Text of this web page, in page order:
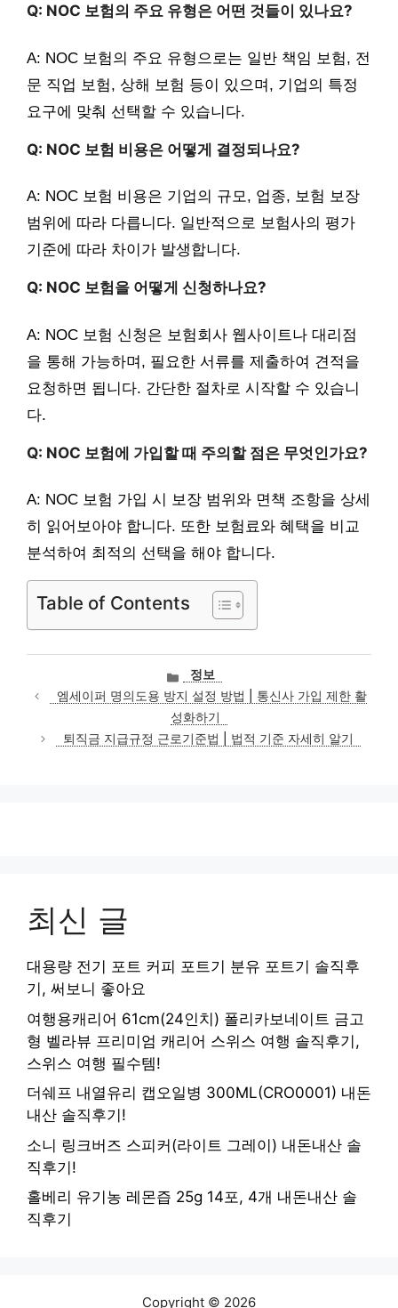
Q: NOC 보험의 주요 유형은 어떤 것들이 있나요?
A: NOC 보험의 주요 유형으로는 일반 책임 보험, 전
문 직업 보험, 상해 보험 등이 있으며, 기업의 특정
요구에 맞춰 선택할 수 있습니다.
Q: NOC 보험 비용은 어떻게 결정되나요?
A: NOC 보험 비용은 기업의 규모, 업종, 보험 보장
범위에 따라 다릅니다. 일반적으로 보험사의 평가
기준에 따라 차이가 발생합니다.
Q: NOC 보험을 어떻게 신청하나요?
A: NOC 보험 신청은 보험회사 웹사이트나 대리점
을 통해 가능하며, 필요한 서류를 제출하여 견적을
요청하면 됩니다. 간단한 절차로 시작할 수 있습니
다.
Q: NOC 보험에 가입할 때 주의할 점은 무엇인가요?
A: NOC 보험 가입 시 보장 범위와 면책 조항을 상세
히 읽어보아야 합니다. 또한 보험료와 혜택을 비교
분석하여 최적의 선택을 해야 합니다.
Table of Contents
카
테
고
리
정보
엠세이퍼 명의도용 방지 설정 방법 | 통신사 가입 제한 활
성화하기
퇴직금 지급규정 근로기준법 | 법적 기준 자세히 알기
최신 글
대용량 전기 포트 커피 포트기 분유 포트기 솔직후
기, 써보니 좋아요
여행용캐리어 61cm(24인치) 폴리카보네이트 금고
형 벨라뷰 프리미엄 캐리어 스위스 여행 솔직후기,
스위스 여행 필수템!
더쉐프 내열유리 캡오일병 300ML(CRO0001) 내돈
내산 솔직후기!
소니 링크버즈 스피커(라이트 그레이) 내돈내산 솔
직후기!
홀베리 유기농 레몬즙 25g 14포, 4개 내돈내산 솔
직후기
Copyright © 2026